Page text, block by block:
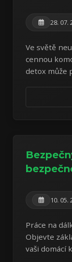
28. 07.
Ve světě
cennou
detox může
10. 05.
Práce na
Objevte
vaši domácí